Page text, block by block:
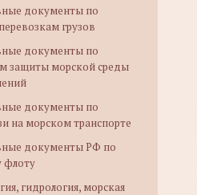
документы по
грузов
документы по
защиты морской среды
документы по
на морском транспорте
документы РФ по
флоту
гидрология, морская